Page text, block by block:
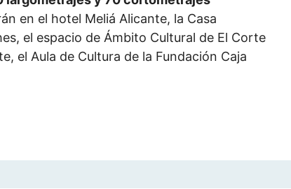
en el hotel Meliá Alicante, la Casa
el espacio de Ámbito Cultural de El Corte
el Aula de Cultura de la Fundación Caja